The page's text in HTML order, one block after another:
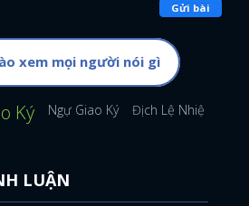
Gửi bài
xem mọi người nói gì
Ký Ngự Giao Ký Địch Lệ Nhiệt Ba
LUẬN